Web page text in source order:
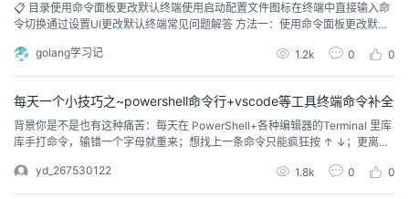
我
的
课
程
我
的
认
我
的
我
的
技
术
支
我
的
云
声
📋 目录使用命令面板更改默认终端使用启动配置文件图标在终端中直接输入命
令切换通过设置UI更改默认终端常见问题解答 方法一：使用命令面板更改默认
ws/Linux：按 Ctrl + Shift + PmacOS：按 Command + Shift + P或者按 F1 键
第2步：搜索终端设置在命令面板中输入 termi...
golang学习记 1.2k 0 0
每天一个小技巧之~powershell命令行+vscode等工具终端命令补全
背景你是不是也有这种痛苦：每天在 PowerShell+各种编辑器的Terminal 里库
库手打命令，输错一个字母就重来；想找上一条命令只能疯狂按 ↑ ↓；更离谱
恭喜你，今天这个工具能让你直接起飞：装上它，PowerShell+各种编辑器的T
erminal 的命令提示/补全体验立刻提升一大截，常见命令、参数、历史记录都
yd_267530122 1.8k 0 0